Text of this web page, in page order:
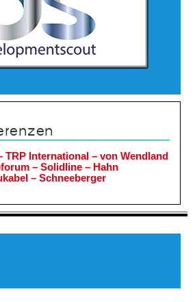
TRP International –von Wendland
– Solidline – Hahn
– Schneeberger